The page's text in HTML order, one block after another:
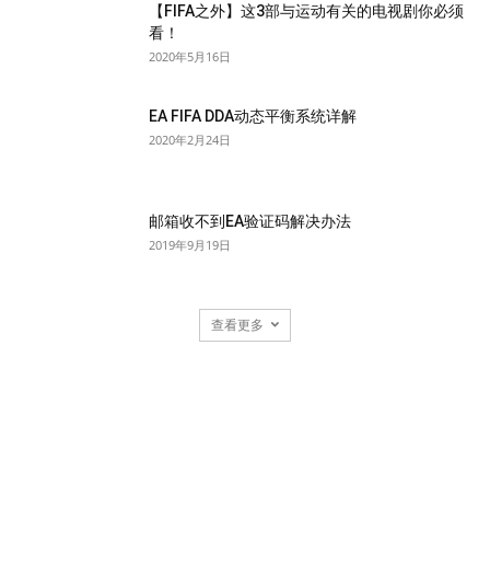
【FIFA之外】这3部与运动有关的电视剧你必须
看！
2020年5月16日
EA FIFA DDA动态平衡系统详解
2020年2月24日
邮箱收不到EA验证码解决办法
2019年9月19日
查看更多